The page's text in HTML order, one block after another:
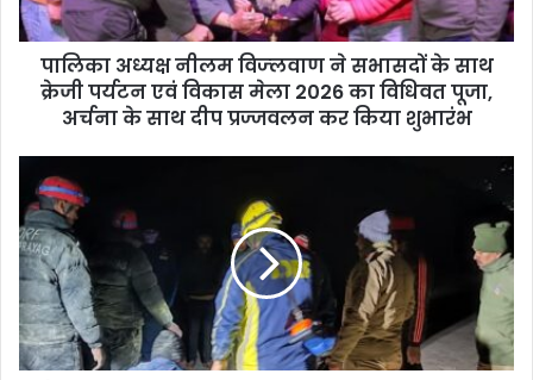
पालिका अध्यक्ष नीलम विज्लवाण ने सभासदों के साथ
क्रेजी पर्यटन एवं विकास मेला 2026 का विधिवत पूजा,
अर्चना के साथ दीप प्रज्जवलन कर किया शुभारंभ